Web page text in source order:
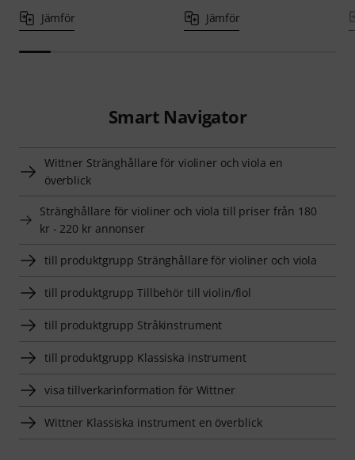
Jämför Jämför
Smart Navigator
Wittner Stränghållare för violiner och viola en
överblick
Stränghållare för violiner och viola till priser från 180
kr - 220 kr annonser
till produktgrupp Stränghållare för violiner och viola
till produktgrupp Tillbehör till violin/fiol
till produktgrupp Stråkinstrument
till produktgrupp Klassiska instrument
visa tillverkarinformation för Wittner
Wittner Klassiska instrument en överblick